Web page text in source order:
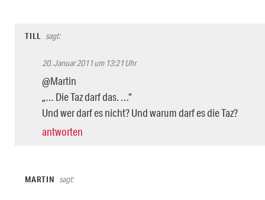
TILL sagt:
20. Januar 2011 um 13:21 Uhr
@Martin
„… Die Taz darf das. …“
Und wer darf es nicht? Und warum darf es die Taz?
antworten
MARTIN sagt: